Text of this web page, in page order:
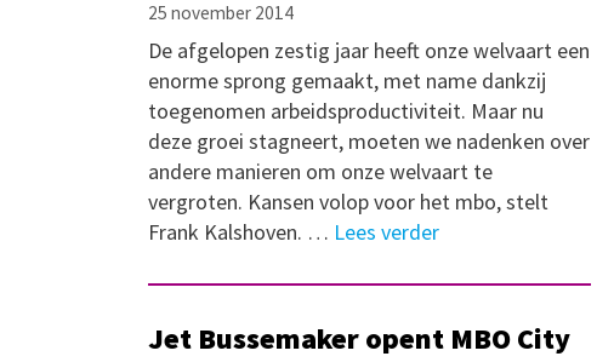
25 november 2014
De afgelopen zestig jaar heeft onze welvaart een
enorme sprong gemaakt, met name dankzij
toegenomen arbeidsproductiviteit. Maar nu
deze groei stagneert, moeten we nadenken over
andere manieren om onze welvaart te
vergroten. Kansen volop voor het mbo, stelt
Frank Kalshoven. … Lees verder
Jet Bussemaker opent MBO City